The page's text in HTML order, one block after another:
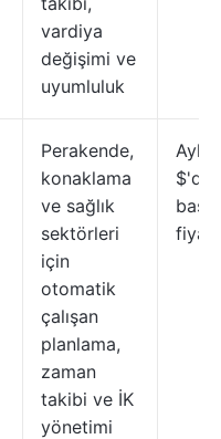
vardiya
değişimi ve
uyumluluk
Perakende,
konaklama
ve sağlık
sektörleri
için
otomatik
çalışan
planlama,
zaman
takibi ve İK
yönetimi
$'dan